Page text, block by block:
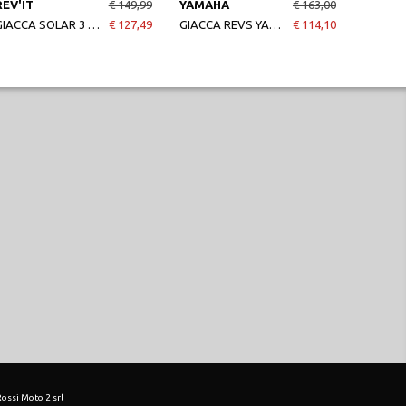
GIACCA SOLAR 3 UOMO NERO
€ 149,99
€ 127,49
YAMAHA
GIACCA REVS YAMAHA UOMO
€ 163,00
€ 114,10
Moto 2 srl